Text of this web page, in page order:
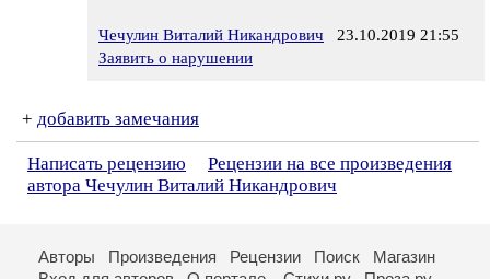
Чечулин Виталий Никандрович 23.10.2019 21:55
Заявить о нарушении
+ добавить замечания
Написать рецензию
Рецензии на все произведения
автора Чечулин Виталий Никандрович
Авторы Произведения Рецензии Поиск
Магазин